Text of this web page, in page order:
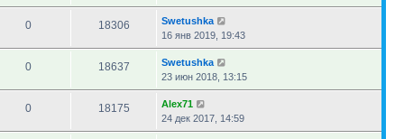
0 18306
Swetushka
16 янв 2019, 19:43
0 18637
Swetushka
23 июн 2018, 13:15
0 18175
Alex71
24 дек 2017, 14:59